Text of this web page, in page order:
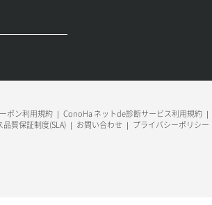
ポン利用規約 ConoHa ネットde診断サービス利用規約
品質保証制度(SLA) お問い合わせ プライバシーポリシー